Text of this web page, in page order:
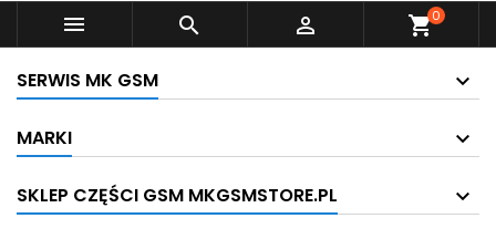
   shopping_cart0
SERWIS MK GSM
MARKI
SKLEP CZĘŚCI GSM MKGSMSTORE.PL